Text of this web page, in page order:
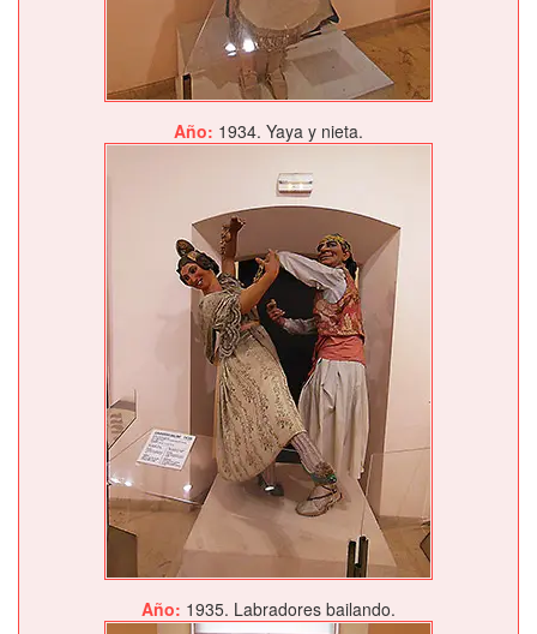
Año: 1934. Yaya y nieta.
Año: 1935. Labradores bailando.